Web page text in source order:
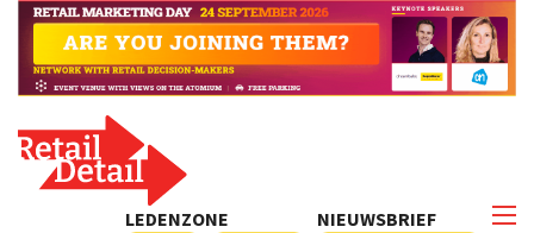
NIEUWSBRIEF
LEDENZONE